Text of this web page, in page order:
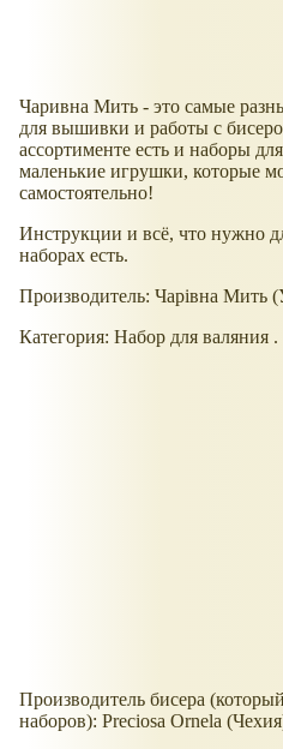
Чаривна Мить - это самые
для вышивки и работы с
ассортименте есть и наборы
маленькие игрушки, которые
самостоятельно!
Инструкции и всё, что нужно
наборах есть.
Производитель: Чарівна Мить
Категория: Набор для валяния .
Производитель бисера
наборов): Preciosa Ornela